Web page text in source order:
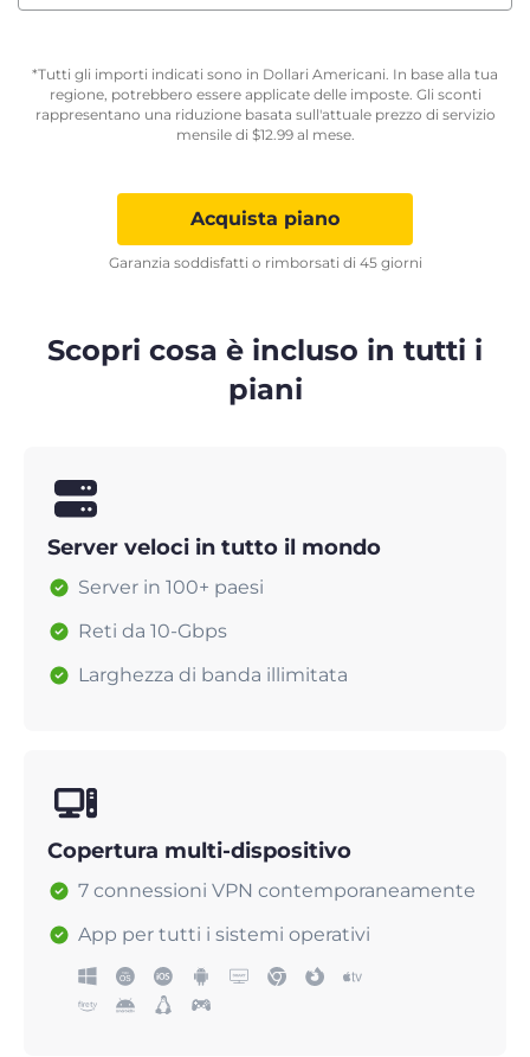
*Tutti gli importi indicati sono in Dollari Americani. In base alla tua
regione, potrebbero essere applicate delle imposte. Gli sconti
rappresentano una riduzione basata sull'attuale prezzo di servizio
mensile di $12.99al mese.
Acquista piano
Garanzia soddisfatti o rimborsati di 45 giorni
Scopri cosa è incluso in tutti i
piani
Server veloci in tutto il mondo
Server in 100+ paesi
Reti da 10-Gbps
Larghezza di banda illimitata
Copertura multi-dispositivo
7 connessioni VPN contemporaneamente
App per tutti i sistemi operativi